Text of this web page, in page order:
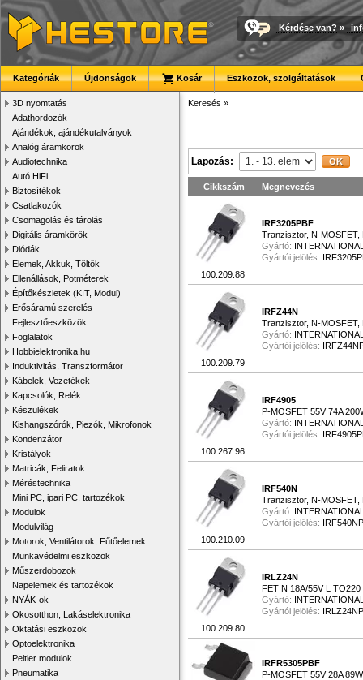
Kérdése van? »
Kategóriák Újdonságok Kosár Eszközök, szolgáltatások
3D nyomtatás
Adathordozók
Ajándékok, ajándékutalványok
Analóg áramkörök
Audiotechnika
Autó HiFi
Biztosítékok
Csatlakozók
Csomagolás és tárolás
Digitális áramkörök
Diódák
Elemek, Akkuk, Töltők
Ellenállások, Potméterek
Építőkészletek (KIT, Modul)
Erősáramú szerelés
Fejlesztőeszközök
Foglalatok
Hobbielektronika.hu
Induktivitás, Transzformátor
Kábelek, Vezetékek
Kapcsolók, Relék
Készülékek
Kishangszórók, Piezók, Mikrofonok
Kondenzátor
Kristályok
Matricák, Feliratok
Méréstechnika
Mini PC, ipari PC, tartozékok
Modulok
Modulvilág
Motorok, Ventilátorok, Fűtőelemek
Munkavédelmi eszközök
Műszerdobozok
Napelemek és tartozékok
NYÁK-ok
Okosotthon, Lakáselektronika
Oktatási eszközök
Optoelektronika
Peltier modulok
Pneumatika
Keresés »
Lapozás:
Cikkszám Megnevezés
100.209.88
IRF3205PBF
Tranzisztor, N-MOSFET,
Gyártó:
Gyártói jelölés:
100.209.79
IRFZ44N
Tranzisztor, N-MOSFET,
Gyártó:
Gyártói jelölés:
100.267.96
IRF4905
P-MOSFET 55V 74A
Gyártó:
Gyártói jelölés:
100.210.09
IRF540N
Tranzisztor, N-
Gyártó:
Gyártói jelölés:
100.209.80
IRLZ24N
FET N 18A/55V L TO220
Gyártó:
Gyártói jelölés:
IRFR5305PBF
P-MOSFET 55V 28A 89W